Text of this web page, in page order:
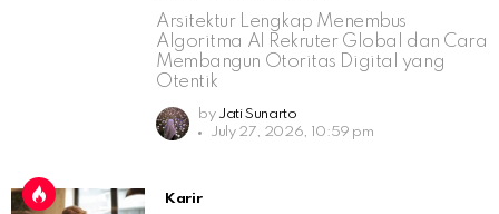
Arsitektur Lengkap Menembus
Algoritma AI Rekruter Global dan Cara
Membangun Otoritas Digital yang
Otentik
by Jati Sunarto
July 27, 2026, 10:59 pm
Karir